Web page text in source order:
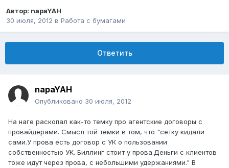
Автор: napaYAH
30 июля, 2012 в Работа с бумагами
Ответить
napaYAH
Опубликовано 30 июля, 2012
На наге раскопал как-то темку про агентские договоры с
провайдерами. Смысл той темки в том, что "сетку кидали
сами.У прова есть договор с УК о пользовании
собственностью УК. Биллинг стоит у прова.Деньги с клиентов
тоже идут через прова, с небольшими удержаниями." В